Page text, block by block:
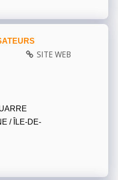
SITE WEB
/ ÎLE-DE-